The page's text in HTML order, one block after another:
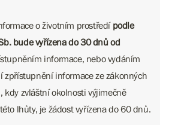
o životním prostředí podle
bude vyřízena do 30 dnů od
informace, nebo vydáním
zpřístupnění informace ze zákonných
kdy zvláštní okolnosti výjimečně
lhůty, je žádost vyřízena do 60 dnů.